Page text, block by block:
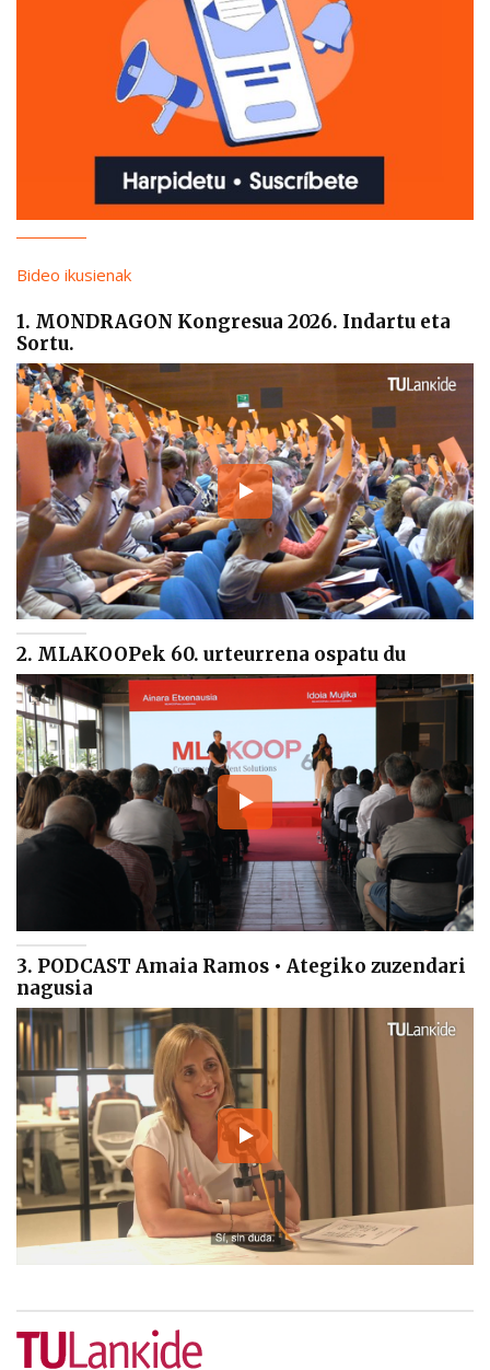
Bideo ikusienak
1. MONDRAGON Kongresua 2026. Indartu eta
Sortu.
2. MLAKOOPek 60. urteurrena ospatu du
3. PODCAST Amaia Ramos • Ategiko zuzendari
nagusia